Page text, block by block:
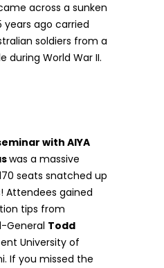
across a sunken
years ago carried
soldiers from a
during World War II.
with AIYA
was a massive
seats snatched up
Attendees gained
tips from
General Todd
University of
If you missed the